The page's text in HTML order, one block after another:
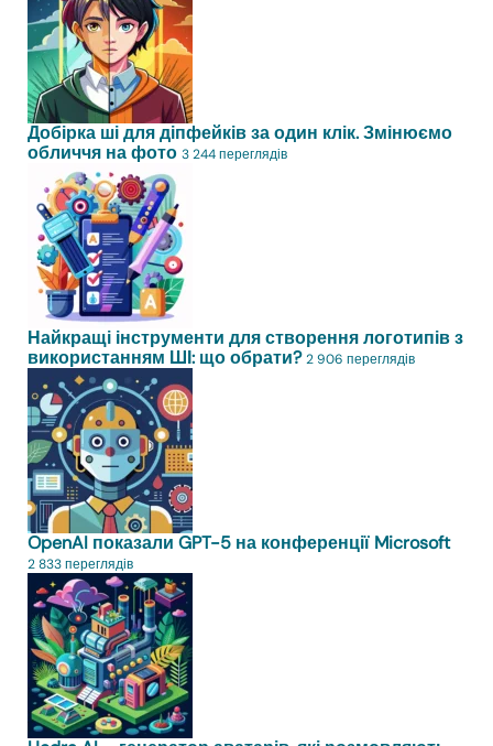
Добірка ші для діпфейків за один клік. Змінюємо
обличчя на фото 3 244 переглядів
Найкращі інструменти для створення логотипів з
використанням ШІ: що обрати? 2 906 переглядів
OpenAI показали GPT-5 на конференції Microsoft
2 833 переглядів